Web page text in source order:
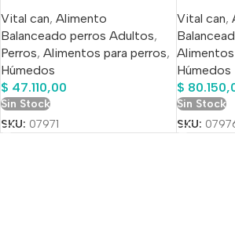
Vital can, Alimento
Balanceado perros Adultos,
Perros, Alimentos para perros,
Húmedos
$ 47.110,00
Sin Stock
SKU: 07971
Vital can,
Húmedos
$
Sin Stock
SKU: